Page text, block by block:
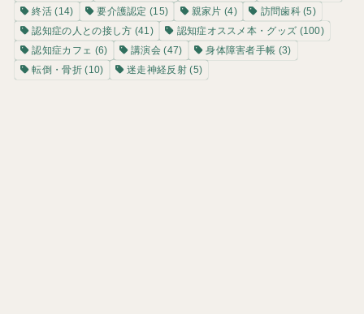
終活 (14) 要介護認定 (15) 親家片 (4) 訪問歯科(5)
認知症の人との接し方 (41) 認知症オススメ本・グッズ (100)
認知症カフェ (6) 講演会 (47) 身体障害者手帳 (3)
転倒・骨折(10) 迷走神経反射(5)